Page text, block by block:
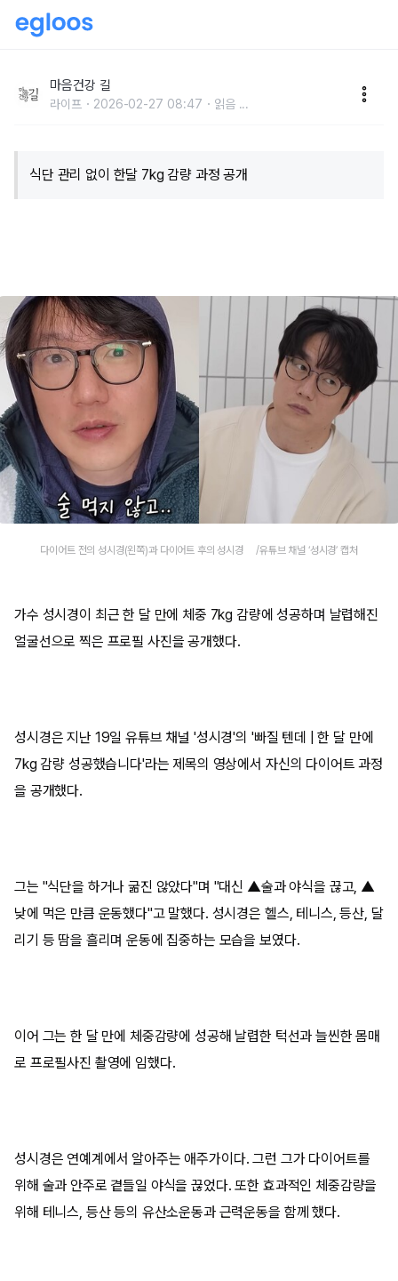
마음건강 길
라이프 2026-02-27 08:47 읽음 ...
식단 관리 없이 한달 7kg 감량 과정 공개
다이어트 전의 성시경(왼쪽)과 다이어트 후의 성시경 /유튜브 채널 ‘성시경’ 캡처
가수 성시경이 최근 한 달 만에 체중 7kg 감량에 성공하며 날렵해진
얼굴선으로 찍은 프로필 사진을 공개했다.
성시경은 지난 19일 유튜브 채널 '성시경'의 '빠질 텐데 | 한 달 만에
7kg 감량 성공했습니다'라는 제목의 영상에서 자신의 다이어트 과정
을 공개했다.
그는 "식단을 하거나 굶진 않았다"며 "대신 ▲술과 야식을 끊고, ▲
낮에 먹은 만큼 운동했다"고 말했다. 성시경은 헬스, 테니스, 등산, 달
리기 등 땀을 흘리며 운동에 집중하는 모습을 보였다.
이어 그는 한 달 만에 체중감량에 성공해 날렵한 턱선과 늘씬한 몸매
로 프로필사진 촬영에 임했다.
성시경은 연예계에서 알아주는 애주가이다. 그런 그가 다이어트를
위해 술과 안주로 곁들일 야식을 끊었다. 또한 효과적인 체중감량을
위해 테니스, 등산 등의 유산소운동과 근력운동을 함께 했다.